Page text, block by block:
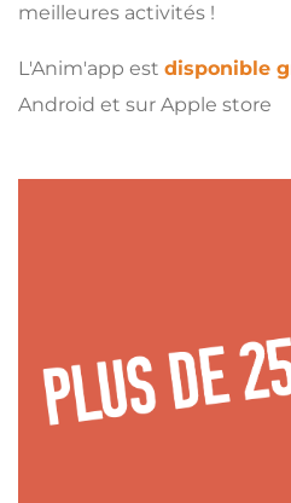
meilleures activités !
L'Anim'app est disponible
Android et sur Apple store